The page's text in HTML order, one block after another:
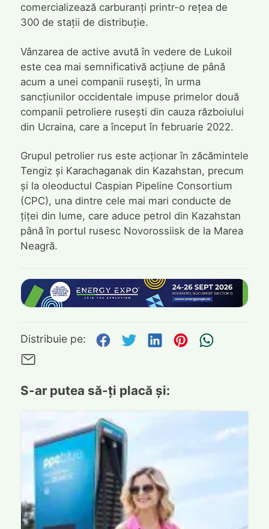
comercializează carburanți printr-o rețea de
300 de stații de distribuție.
Vânzarea de active avută în vedere de Lukoil
este cea mai semnificativă acțiune de până
acum a unei companii rusești, în urma
sancțiunilor occidentale impuse primelor două
companii petroliere rusești din cauza războiului
din Ucraina, care a început în februarie 2022.
Grupul petrolier rus este acționar în zăcămintele
Tengiz și Karachaganak din Kazahstan, precum
și la oleoductul Caspian Pipeline Consortium
(CPC), una dintre cele mai mari conducte de
țiței din lume, care aduce petrol din Kazahstan
până în portul rusesc Novorossiisk de la Marea
Neagră.
Distribuie pe: Distribuie pe Facebook
Distribuie pe
Distribuie pe
Distribuie
S-ar putea să-ți placă și: